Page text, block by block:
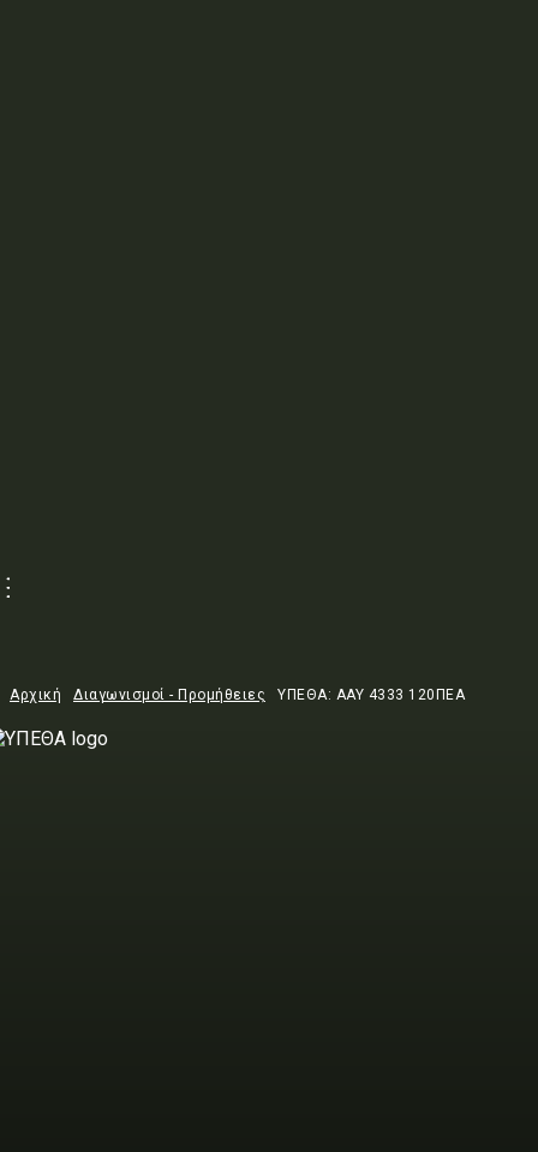
Αρχική Διαγωνισμοί - Προμήθειες ΥΠΕΘΑ: ΑΑΥ 4333 120ΠΕΑ